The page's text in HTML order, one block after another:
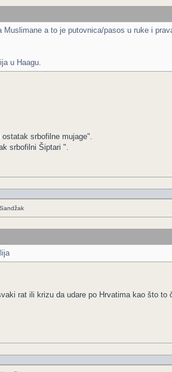
a to je putovnica/pasos u ruke i
u Haagu.
srbofilne mujage".
srbofilni Šiptari ".
rat ili krizu da udare po Hrvatima kao što to